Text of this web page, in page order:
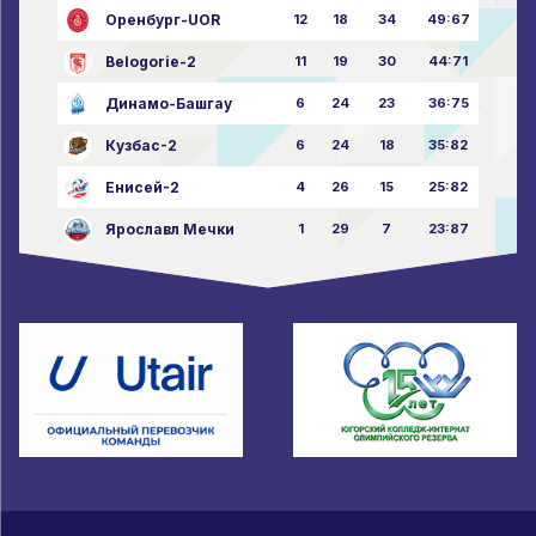
Оренбург-UOR 12 18 34 49:67
Belogorie-2 11 19 30 44:71
Динамо-Башгау 6 24 23 36:75
Кузбас-2 6 24 18 35:82
Енисей-2 4 26 15 25:82
Ярославл Мечки 1 29 7 23:87